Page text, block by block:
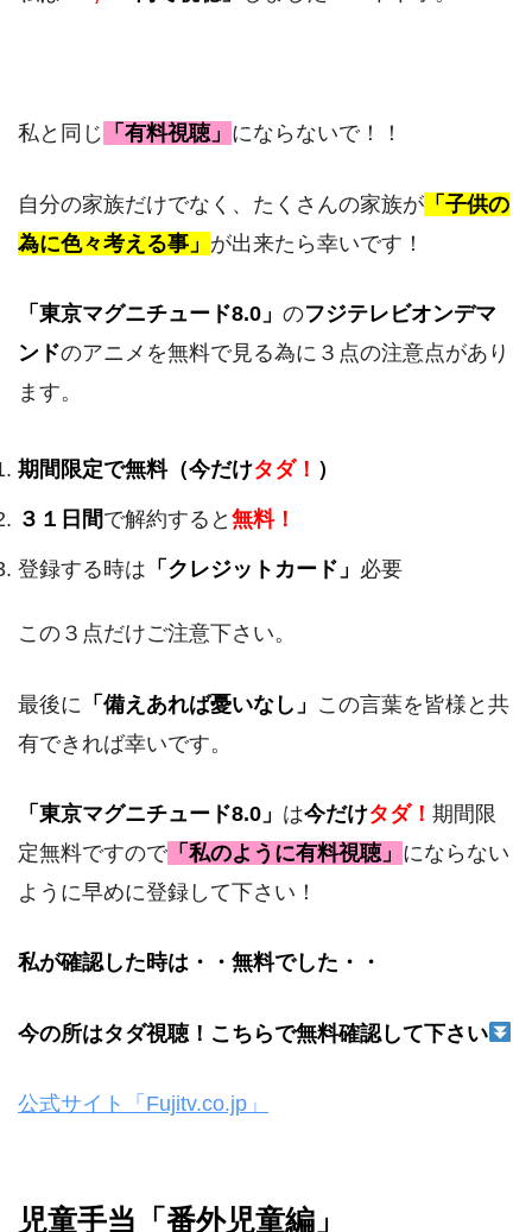
私と同じ 「有料視聴」 にならないで！！
自分の家族だけでなく、たくさんの家族が 「子供の
為に色々考える事」 が出来たら幸いです！
「東京マグニチュード8.0」 のフジテレビオンデマ
ンドのアニメを無料で見る為に３点の注意点があり
ます。
期間限定で無料（今だけタダ！ ）
３１日間で解約すると 無料！
登録する時は 「クレジットカード」 必要
この３点だけご注意下さい。
最後に 「備えあれば憂いなし」 この言葉を皆様と共
有できれば幸いです。
「東京マグニチュード8.0」 は今だけタダ！ 期間限
定無料ですので 「私のように有料視聴」 にならない
ように早めに登録して下さい！
私が確認した時は・・無料でした・・
今の所はタダ視聴！こちらで無料確認して下さい
公式サイト「Fujitv.co.jp」
児童手当「番外児童編」